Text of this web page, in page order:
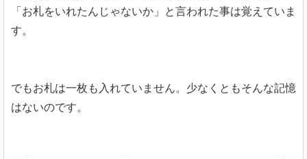
「お札をいれたんじゃないか」と言われた事は覚えていま
す。
でもお札は一枚も入れていません。少なくともそんな記憶
はないのです。